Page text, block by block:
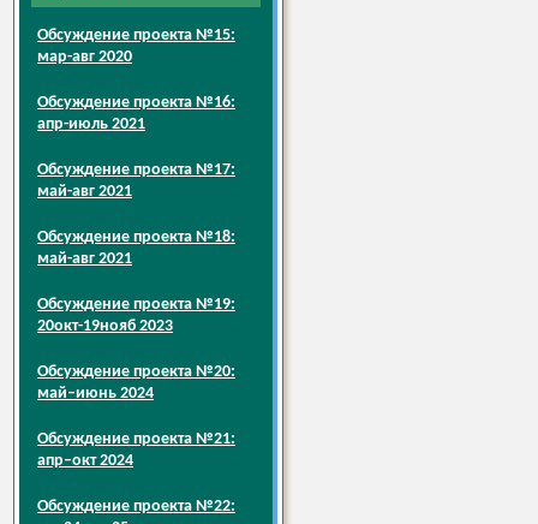
Обсуждение проекта №15:
мар-авг 2020
Обсуждение проекта №16:
апр-июль 2021
Обсуждение проекта №17:
май-авг 2021
Обсуждение проекта №18:
май-авг 2021
Обсуждение проекта №19:
20окт-19нояб 2023
Обсуждение проекта №20:
май–июнь 2024
Обсуждение проекта №21:
апр–окт 2024
Обсуждение проекта №22: